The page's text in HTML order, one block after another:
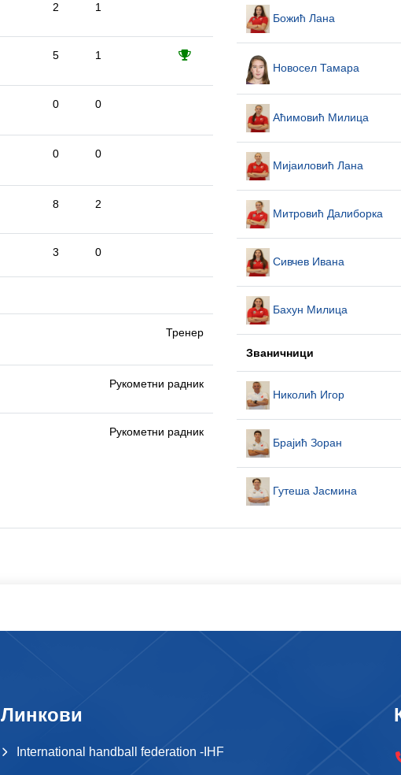
2 1
5 1
0 0
0 0
8 2
3 0
Тренер
Рукометни радник
Рукометни радник
Божић Лана
Новосел Тамара
Аћимовић Милица
Мијаиловић Лана
Митровић Далиборка
Сивчев Ивана
Бахун Милица
Званичници
Николић Игор
Брајић Зоран
Гутеша Јасмина
Линкови
International handball federation -IHF